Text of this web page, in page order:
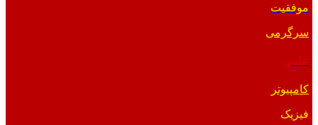
موفقیت
سرگرمی
کامپیوتر
فیزیک